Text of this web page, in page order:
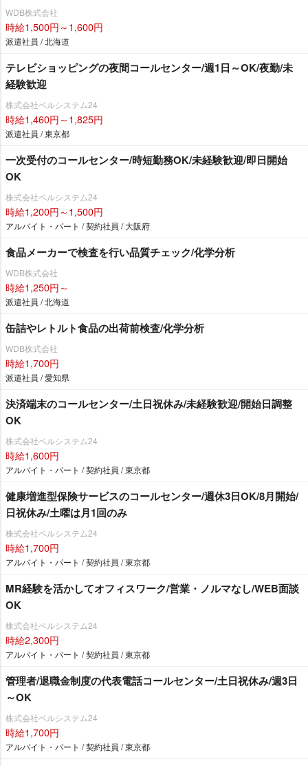
WDB株式会社
時給1,500円～1,600円
派遣社員 / 北海道
テレビショッピングの夜間コールセンター/週1日～OK/夜勤/未
経験歓迎
株式会社ベルシステム24
時給1,460円～1,825円
派遣社員 / 東京都
一次受付のコールセンター/時短勤務OK/未経験歓迎/即日開始
OK
株式会社ベルシステム24
時給1,200円～1,500円
アルバイト・パート / 契約社員 / 大阪府
食品メーカーで検査を行い品質チェック/化学分析
WDB株式会社
時給1,250円～
派遣社員 / 北海道
缶詰やレトルト食品の出荷前検査/化学分析
WDB株式会社
時給1,700円
派遣社員 / 愛知県
決済端末のコールセンター/土日祝休み/未経験歓迎/開始日調整
OK
株式会社ベルシステム24
時給1,600円
アルバイト・パート / 契約社員 / 東京都
健康増進型保険サービスのコールセンター/週休3日OK/8月開始/
日祝休み/土曜は月1回のみ
株式会社ベルシステム24
時給1,700円
アルバイト・パート / 契約社員 / 東京都
MR経験を活かしてオフィスワーク/営業・ノルマなし/WEB面談
OK
株式会社ベルシステム24
時給2,300円
アルバイト・パート / 契約社員 / 東京都
管理者/退職金制度の代表電話コールセンター/土日祝休み/週3日
～OK
株式会社ベルシステム24
時給1,700円
アルバイト・パート / 契約社員 / 東京都